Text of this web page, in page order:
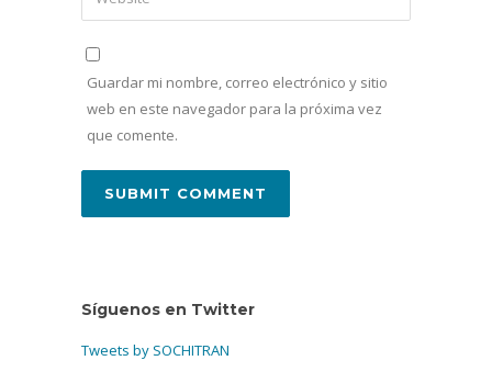
Guardar mi nombre, correo electrónico y sitio
web en este navegador para la próxima vez
que comente.
Síguenos en Twitter
Tweets by SOCHITRAN